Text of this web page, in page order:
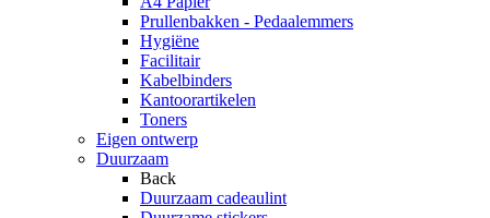
Prullenbakken - Pedaalemmers
Hygiëne
Facilitair
Kabelbinders
Kantoorartikelen
Toners
Eigen ontwerp
Duurzaam
Back
Duurzaam cadeaulint